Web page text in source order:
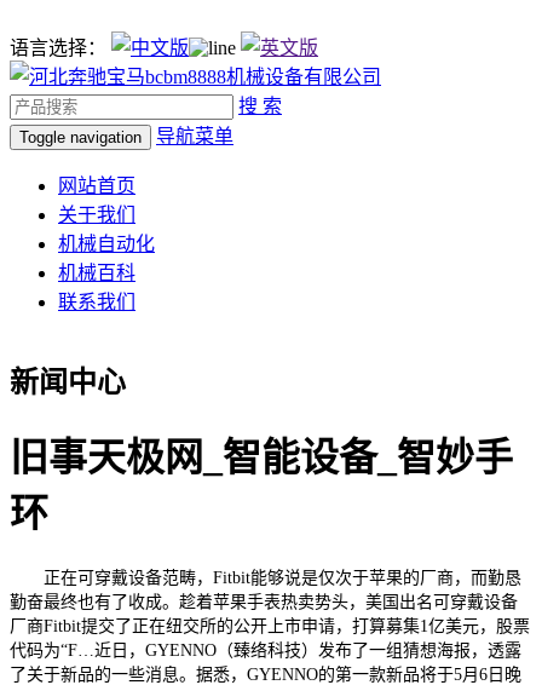
语言选择：
搜 索
Toggle navigation 导航菜单
网站首页
关于我们
机械自动化
机械百科
联系我们
新闻中心
旧事天极网_智能设备_智妙手
环
正在可穿戴设备范畴，Fitbit能够说是仅次于苹果的厂商，而勤恳
勤奋最终也有了收成。趁着苹果手表热卖势头，美国出名可穿戴设备
厂商Fitbit提交了正在纽交所的公开上市申请，打算募集1亿美元，股票
代码为“F…近日，GYENNO（臻络科技）发布了一组猜想海报，透露
了关于新品的一些消息。据悉，GYENNO的第一款新品将于5月6日晚